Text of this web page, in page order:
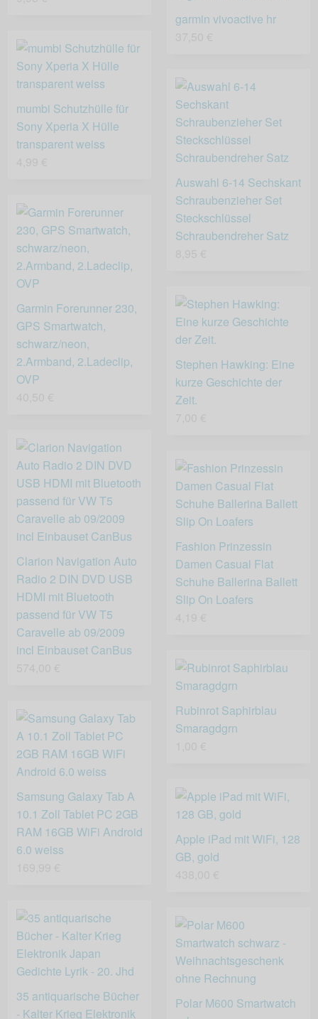
garmin vivoactive hr
mumbi Schutzhülle für
Sony Xperia X Hülle
transparent weiss
Auswahl 6-14 Sechskant
Schraubenzieher Set
Steckschlüssel
Schraubendreher Satz
Garmin Forerunner 230,
GPS Smartwatch,
schwarz/neon,
2.Armband, 2.Ladeclip,
OVP
Stephen Hawking: Eine
kurze Geschichte der
Zeit.
Clarion Navigation Auto
Radio 2 DIN DVD USB
HDMI mit Bluetooth
passend für VW T5
Caravelle ab 09/2009
incl Einbauset CanBus
Fashion Prinzessin
Damen Casual Flat
Schuhe Ballerina Ballett
Slip On Loafers
Rubinrot Saphirblau
Smaragdgrn
Samsung Galaxy Tab A
10.1 Zoll Tablet PC 2GB
RAM 16GB WiFi Android
6.0 weiss
Apple iPad mit WiFi, 128
GB, gold
35 antiquarische Bücher
- Kalter Krieg Elektronik
Polar M600 Smartwatch